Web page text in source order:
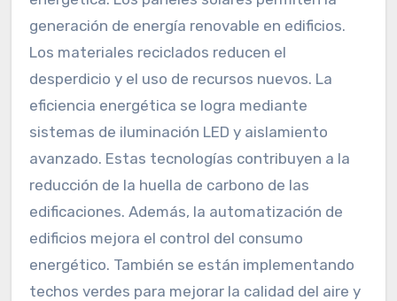
generación de energía renovable en edificios.
Los materiales reciclados reducen el
desperdicio y el uso de recursos nuevos. La
eficiencia energética se logra mediante
sistemas de iluminación LED y aislamiento
avanzado. Estas tecnologías contribuyen a la
reducción de la huella de carbono de las
edificaciones. Además, la automatización de
edificios mejora el control del consumo
energético. También se están implementando
techos verdes para mejorar la calidad del aire y